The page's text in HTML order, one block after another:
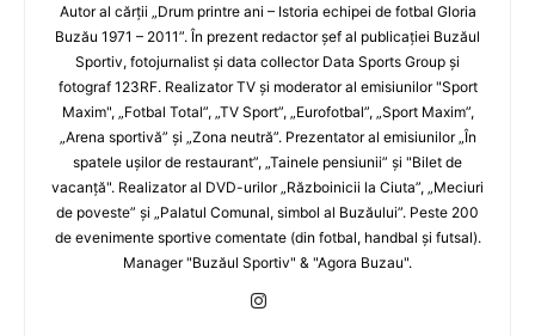
Autor al cărţii „Drum printre ani – Istoria echipei de fotbal Gloria
Buzău 1971 – 2011”. În prezent redactor şef al publicaţiei Buzăul
Sportiv, fotojurnalist şi data collector Data Sports Group şi
fotograf 123RF. Realizator TV şi moderator al emisiunilor "Sport
Maxim", „Fotbal Total”, „TV Sport”, „Eurofotbal”, „Sport Maxim”,
„Arena sportivă” şi „Zona neutră”. Prezentator al emisiunilor „În
spatele uşilor de restaurant”, „Tainele pensiunii” şi "Bilet de
vacanţă". Realizator al DVD-urilor „Războinicii la Ciuta”, „Meciuri
de poveste” şi „Palatul Comunal, simbol al Buzăului”. Peste 200
de evenimente sportive comentate (din fotbal, handbal şi futsal).
Manager "Buzăul Sportiv" & "Agora Buzau".